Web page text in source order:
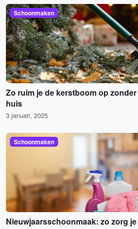
Schoonmaken
Zo ruim je de kerstboom op
huis
3 januari, 2025
Schoonmaken
Nieuwjaarsschoonmaak: zo zorg